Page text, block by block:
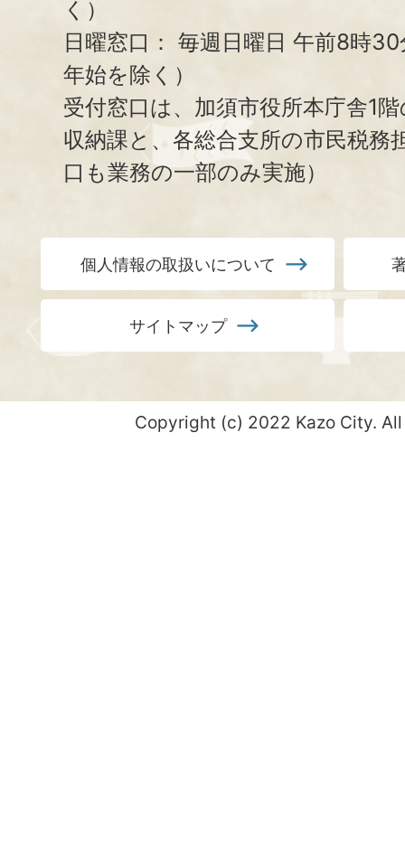
く）
日曜窓口： 毎週日曜日 午前8時
年始を除く）
受付窓口は、加須市役所本庁舎1
収納課と、 各総合支所の市民税務
口も業務の一部のみ実施）
個人情報の取扱いについて
サイトマップ
Copyright (c) 2022 Kazo City.